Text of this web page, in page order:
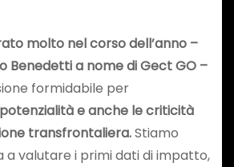
molto nel corso dell’anno –
Benedetti a nome di Gect GO –
formidabile per
e anche le criticità
transfrontaliera.Stiamo
a valutare i primi dati di impatto,